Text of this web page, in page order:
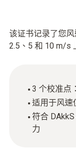
该证书记录了您
2.5、5 和 10 m/s
3 个校准点
适用于风速
符合
力